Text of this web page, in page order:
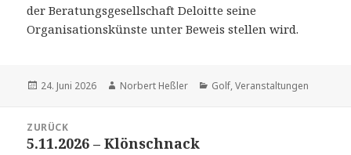
der Beratungsgesellschaft Deloitte seine
Organisationskünste unter Beweis stellen wird.
Veröffentlicht
24. Juni 2026 Autor
Norbert Heßler Kategorien
Golf,Veranstaltungen
ZURÜCK
Vorheriger
5.11.2026 – Klönschnack